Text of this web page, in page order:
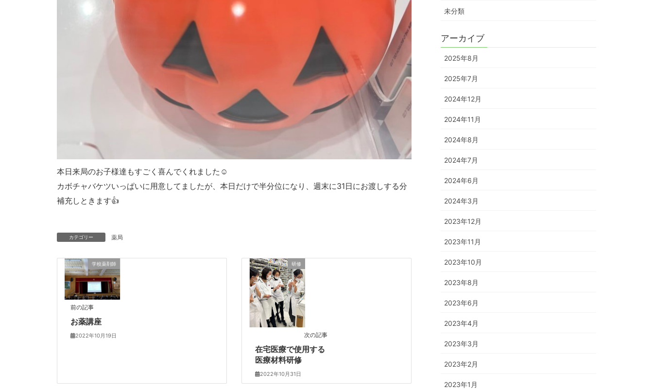
本日来局のお子様達もすごく喜んでくれました☺️
カボチャバケツいっぱいに用意してましたが、本日だけで半分位になり、週末に31日にお渡しする分
補充しときます👍
カテゴリー 薬局
学校薬剤師
前の記事
お薬講座
2022年10月19日
研修
次の記事
在宅医療で使用する
医療材料研修
2022年10月31日
未分類
アーカイブ
2025年8月
2025年7月
2024年12月
2024年11月
2024年8月
2024年7月
2024年6月
2024年3月
2023年12月
2023年11月
2023年10月
2023年8月
2023年6月
2023年4月
2023年3月
2023年2月
2023年1月